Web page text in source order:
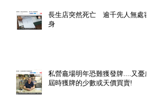
長生店突然死亡 逾千先人無處容
身
私營龕場明年恐難獲發牌....又憂慮
屆時獲牌的少數或天價買賣!